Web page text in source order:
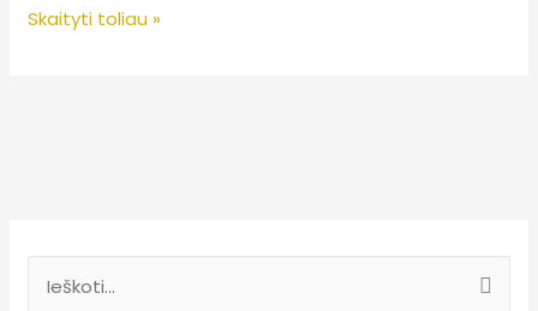
Skaityti toliau »